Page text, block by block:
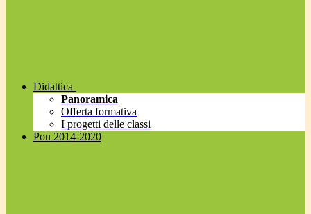
Didattica
Panoramica
Offerta formativa
I progetti delle classi
Pon 2014-2020